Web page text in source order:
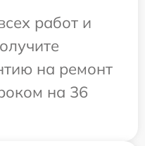
работ и
на ремонт
на 36